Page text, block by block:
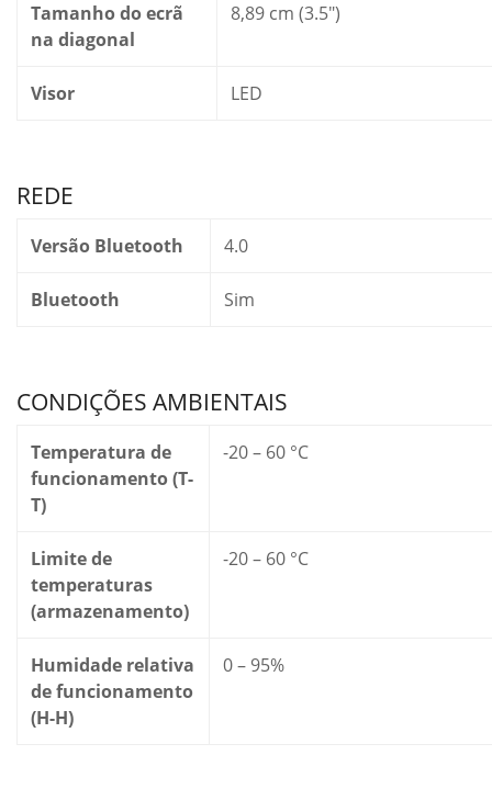
Tamanho do ecrã
na diagonal
8,89 cm (3.5″)
Visor LED
REDE
Versão Bluetooth 4.0
Bluetooth Sim
CONDIÇÕES AMBIENTAIS
Temperatura de
funcionamento (T-
T)
-20 – 60 °C
Limite de
temperaturas
(armazenamento)
-20 – 60 °C
Humidade relativa
de funcionamento
(H-H)
0 – 95%